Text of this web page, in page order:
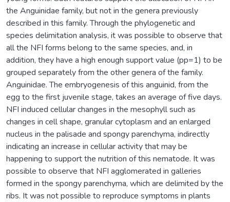
the Anguinidae family, but not in the genera previously
described in this family. Through the phylogenetic and
species delimitation analysis, it was possible to observe that
all the NFI forms belong to the same species, and, in
addition, they have a high enough support value (pp=1) to be
grouped separately from the other genera of the family.
Anguinidae. The embryogenesis of this anguinid, from the
egg to the first juvenile stage, takes an average of five days.
NFI induced cellular changes in the mesophyll such as
changes in cell shape, granular cytoplasm and an enlarged
nucleus in the palisade and spongy parenchyma, indirectly
indicating an increase in cellular activity that may be
happening to support the nutrition of this nematode. It was
possible to observe that NFI agglomerated in galleries
formed in the spongy parenchyma, which are delimited by the
ribs. It was not possible to reproduce symptoms in plants